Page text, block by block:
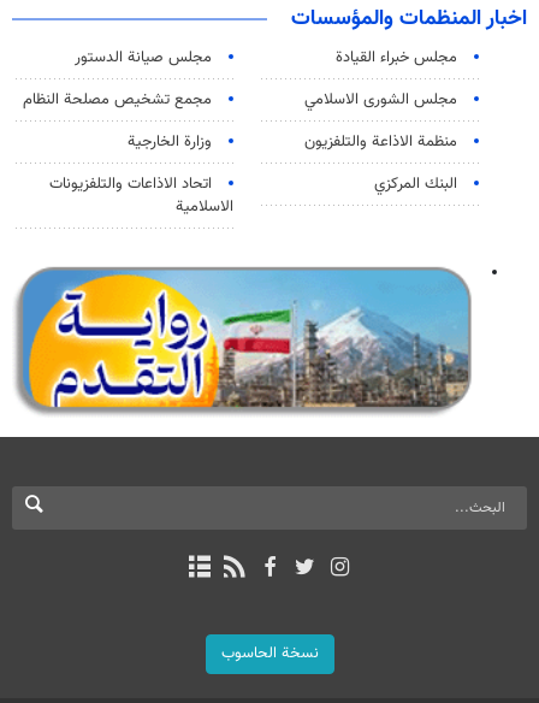
اخبار المنظمات والمؤسسات
مجلس خبراء القيادة
مجلس صيانة الدستور
مجلس الشورى الاسلامي
مجمع تشخيص مصلحة النظام
منظمة الاذاعة والتلفزیون
وزارة الخارجية
البنك المركزي
اتحاد الاذاعات والتلفزيونات
الاسلامية
نسخة الحاسوب